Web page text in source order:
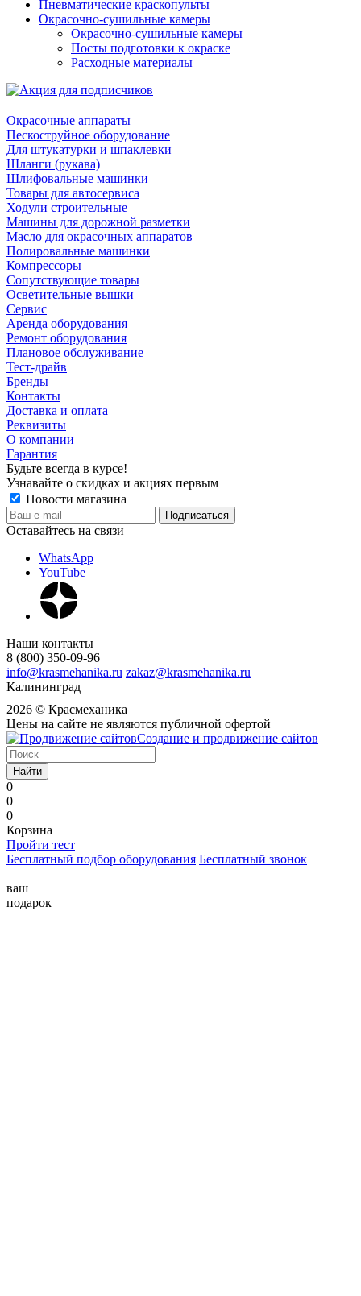
Пневматические краскопульты
Окрасочно-сушильные камеры
Окрасочно-сушильные камеры
Посты подготовки к окраске
Расходные материалы
Окрасочные аппараты
Пескоструйное оборудование
Для штукатурки и шпаклевки
Шланги (рукава)
Шлифовальные машинки
Товары для автосервиса
Ходули строительные
Машины для дорожной разметки
Масло для окрасочных аппаратов
Полировальные машинки
Компрессоры
Сопутствующие товары
Осветительные вышки
Сервис
Аренда оборудования
Ремонт оборудования
Плановое обслуживание
Тест-драйв
Бренды
Контакты
Доставка и оплата
Реквизиты
О компании
Гарантия
Будьте всегда в курсе!
Узнавайте о скидках и акциях первым
Новости магазина
Оставайтесь на связи
WhatsApp
YouTube
Наши контакты
8 (800) 350-09-96
info@krasmehanika.ru zakaz@krasmehanika.ru
Калининград
2026 © Красмеханика
Цены на сайте не являются публичной офертой
Создание и продвижение сайтов
Найти
0
0
0
Корзина
Пройти тест
Бесплатный подбор оборудования Бесплатный звонок
ваш
подарок